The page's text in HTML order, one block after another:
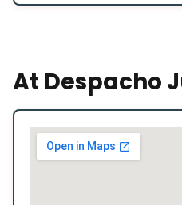
At Despacho